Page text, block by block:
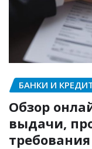
БАНКИ И
Обзор
выдачи,